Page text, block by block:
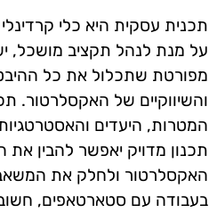
תכנית עסקית היא כלי
על מנת לנהל תקציב מושכל,
מפורטת שתכלול את כל
והשיווקיים של האקסלרטור.
המטרות, היעדים
תכנון מדויק יאפשר להבין
האקסלרטור ולחלק את
בעבודה עם סטארטאפים,